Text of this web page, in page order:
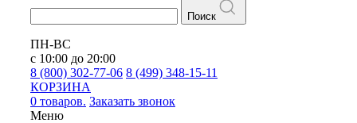
Поиск
ПН-ВС
с 10:00 до 20:00
8 (800) 302-77-06 8 (499) 348-15-11
КОРЗИНА
0 товаров. Заказать звонок
Меню